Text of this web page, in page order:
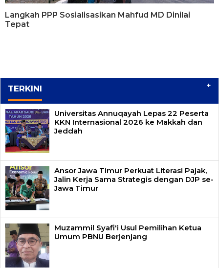
Langkah PPP Sosialisasikan Mahfud MD Dinilai
Tepat
TERKINI +
Universitas Annuqayah Lepas 22 Peserta
KKN Internasional 2026 ke Makkah dan
Jeddah
Ansor Jawa Timur Perkuat Literasi Pajak,
Jalin Kerja Sama Strategis dengan DJP se-
Jawa Timur
Muzammil Syafi'i Usul Pemilihan Ketua
Umum PBNU Berjenjang